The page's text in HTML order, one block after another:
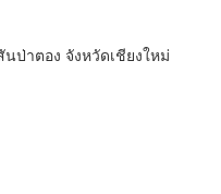
ป่าตอง จังหวัดเชียงใหม่